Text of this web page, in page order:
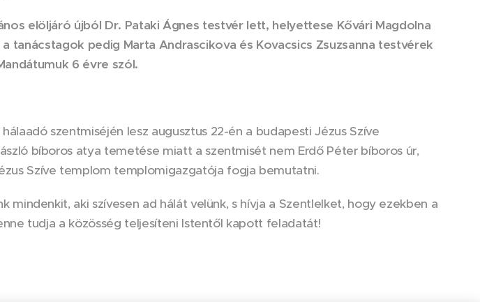
elöljáró újból Dr. Pataki Ágnes testvér lett, helyettese Kővári Magdolna
tanácstagok pedig Marta Andrascikova és Kovacsics Zsuzsanna testvérek
6 évre szól.
szentmiséjén lesz augusztus 22-én a budapesti Jézus Szíve
bíboros atya temetése miatt a szentmisét nem Erdő Péter bíboros úr,
Szíve templom templomigazgatója fogja bemutatni.
mindenkit, aki szívesen ad hálát velünk, s hívja a Szentlelket, hogy ezekben a
tudja a közösség teljesíteni Istentől kapott feladatát!